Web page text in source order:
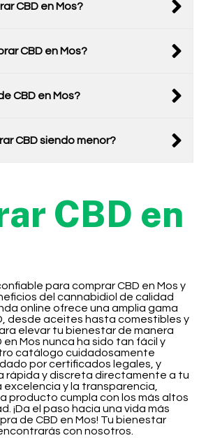
CBD en Mos?
CBD en Mos?
CBD en Mos?
CBD siendo menor?
CBD en
para comprar CBD en Mos y
del cannabidiol de calidad
online ofrece una amplia gama
desde aceites hasta comestibles y
elevar tu bienestar de manera
en Mos nunca ha sido tan fácil y
catálogo cuidadosamente
por certificados legales, y
rápida y discreta directamente a tu
excelencia y la transparencia,
producto cumpla con los más altos
¡Da el paso hacia una vida más
de CBD en Mos! Tu bienestar
con nosotros.